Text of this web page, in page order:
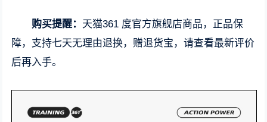
购买提醒： 天猫361 度官方旗舰店商品，正品保
障，支持七天无理由退换，赠退货宝，请查看最新评价
后再入手。